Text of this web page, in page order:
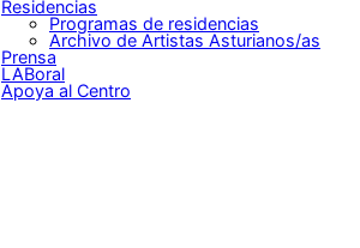
Residencias
Programas de residencias
Archivo de Artistas Asturianos/as
Prensa
LABoral
Apoya al Centro